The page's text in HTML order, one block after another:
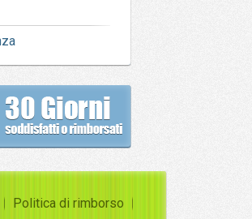
Politica di rimborso